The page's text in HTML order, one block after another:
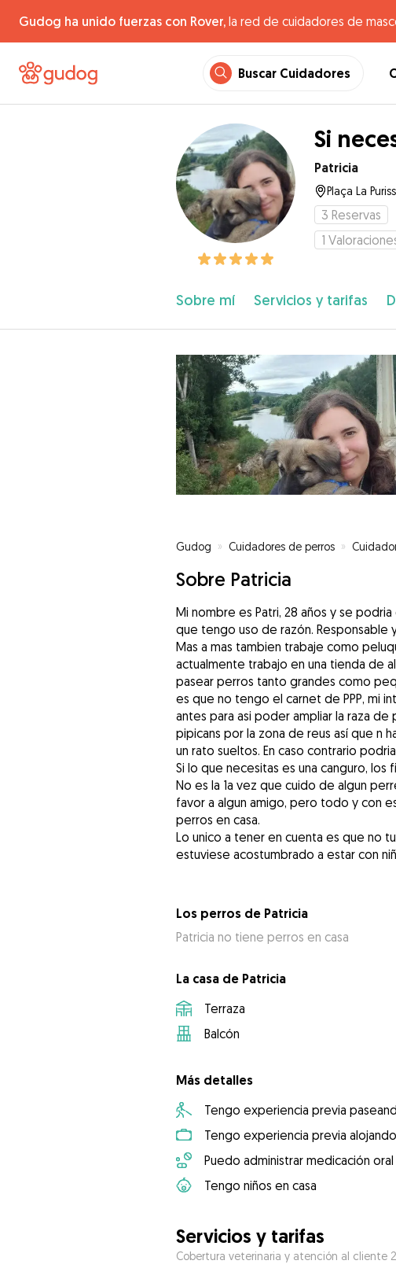
Gudog ha unido fuerzas con Rover, la red de cuidadores de
Buscar Cuidadores
Si
Patricia
Plaça La
3 Reservas
1
Sobre mí Servicios y tarifas
Gudog » Cuidadores de perros »
Sobre Patricia
Mi nombre es Patri, 28 años y se
que tengo uso de razón. Responsable
Mas a mas tambien trabaje como
actualmente trabajo en una tienda de
pasear perros tanto grandes como
es que no tengo el carnet de PPP, mi
antes para asi poder ampliar la raza
pipicans por la zona de reus así que n
un rato sueltos. En caso contrario
Si lo que necesitas es una canguro,
No es la 1a vez que cuido de algun
favor a algun amigo, pero todo y con
perros en casa.
Lo unico a tener en cuenta es que no
estuviese acostumbrado a estar con
Los perros de Patricia
Patricia no tiene perros en casa
La casa de Patricia
Terraza
Balcón
Más detalles
Tengo experiencia previa
Tengo experiencia previa
Puedo administrar medicación oral
Tengo niños en casa
Servicios y tarifas
Cobertura veterinaria y atención al cliente